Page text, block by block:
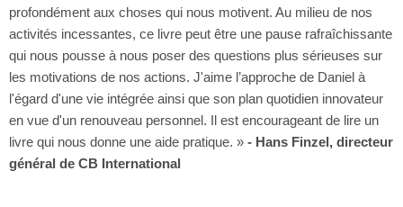
profondément aux choses qui nous motivent. Au milieu de nos
activités incessantes, ce livre peut être une pause rafraîchissante
qui nous pousse à nous poser des questions plus sérieuses sur
les motivations de nos actions. J'aime l’approche de Daniel à
l'égard d'une vie intégrée ainsi que son plan quotidien innovateur
en vue d'un renouveau personnel. Il est encourageant de lire un
livre qui nous donne une aide pratique. » ‑ Hans Finzel, directeur
général de CB International